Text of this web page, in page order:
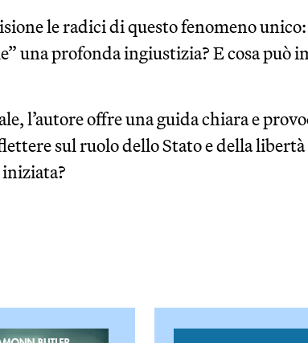
le radici di questo fenomeno unico:
una profonda ingiustizia? E cosa può
l’autore offre una guida chiara e
sul ruolo dello Stato e della